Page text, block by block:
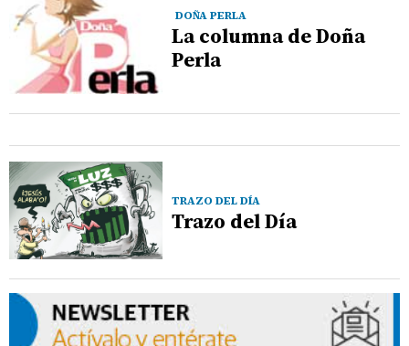
DOÑA PERLA
La columna de Doña
Perla
TRAZO DEL DÍA
Trazo del Día